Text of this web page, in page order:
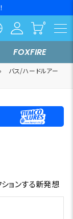
FOXFIRE
バス/ハードルアー
ョンする新発想